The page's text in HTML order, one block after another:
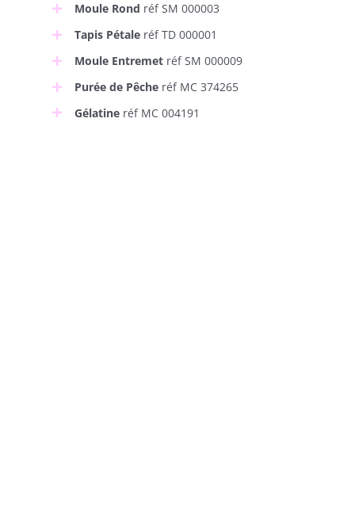
Moule Rond réf SM 000003
Tapis Pétaleréf TD 000001
Moule Entremetréf SM 000009
Purée de Pêcheréf MC 374265
Gélatineréf MC 004191